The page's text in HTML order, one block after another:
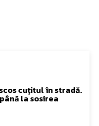
cuțitul în stradă.
la sosirea